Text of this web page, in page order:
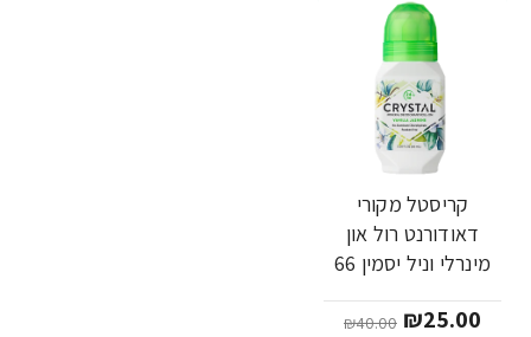
קריסטל מקורי
דאודורנט רול און
מינרלי וניל יסמין 66
Body
₪25.00
₪40.00